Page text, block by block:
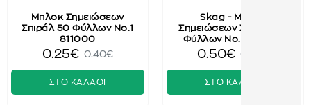
Μπλοκ Σημειώσεων
Σπιράλ 50 Φύλλων No.1
811000
0.25€ 0.40€
ΣΤΟ ΚΑΛΑΘΙ
Skag - Μπλοκ
Σημειώσεων Σπιράλ 50
Φύλλων No.2 243612
0.50€ 0.80€
ΣΤΟ ΚΑΛΑΘΙ